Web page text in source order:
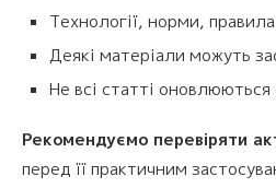
Технології, норми,
Деякі матеріали можуть
Не всі статті
Рекомендуємо перевіряти
перед її практичним